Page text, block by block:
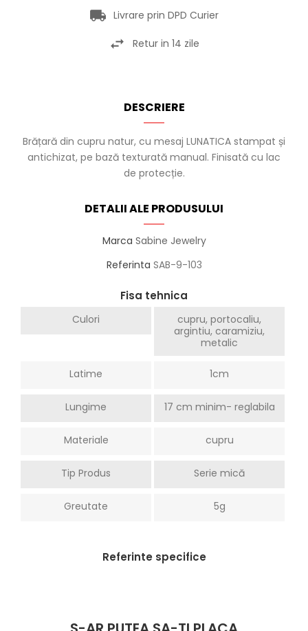
Livrare prin DPD Curier
Retur in 14 zile
DESCRIERE
Brățară din cupru natur, cu mesaj LUNATICA stampat și
antichizat, pe bază texturată manual. Finisată cu lac
de protecție.
DETALII ALE PRODUSULUI
Marca Sabine Jewelry
Referinta SAB-9-103
Fisa tehnica
Culori
cupru, portocaliu,
argintiu, caramiziu,
metalic
Latime 1cm
Lungime 17 cm minim- reglabila
Materiale cupru
Tip Produs Serie mică
Greutate 5g
Referinte specifice